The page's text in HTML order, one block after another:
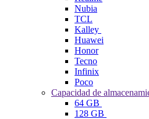
Nubia
TCL
Kalley
Huawei
Honor
Tecno
Infinix
Poco
Capacidad de
64 GB
128 GB